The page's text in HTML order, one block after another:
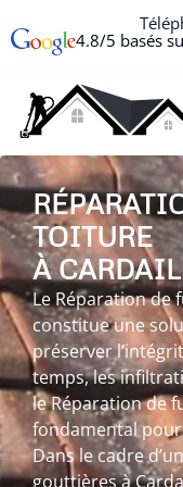
4.8/5 basés
TOITURE
À
Le Réparation de
constitue une
préserver
temps, les
le Réparation de
fondamental
Dans le cadre
gouttières à